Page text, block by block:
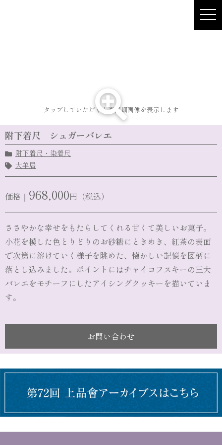
タップしていただくと高精細画像を表示します
附下着尺 シュガーバレエ
附下着尺・染着尺
大羊居
価格｜ 968,000円（税込）
ささやかな幸せをもたらしてくれる甘くて美しいお菓子。
小花を模した色とりどりのお砂糖にときめき、紅茶の表面
で次第に溶けていく様子を眺めた、懐かしい記憶を図柄に
落とし込みました。ポイントにはチャイコフスキーの三大
バレエをモチーフにしたアイシングクッキーを描いていま
す。
お問い合わせ